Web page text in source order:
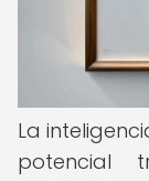
La
potencial